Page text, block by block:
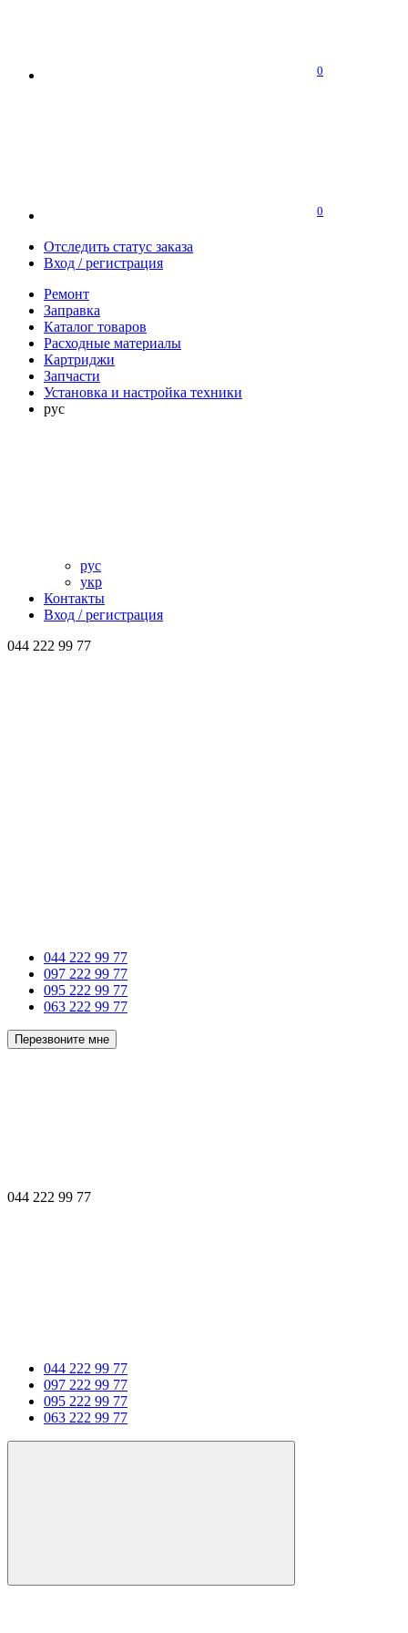
0
0
Отследить статус заказа
Вход / регистрация
Ремонт
Заправка
Каталог товаров
Расходные материалы
Картриджи
Запчасти
Установка и настройка техники
рус
рус
укр
Контакты
Вход / регистрация
044 222 99 77
044 222 99 77
097 222 99 77
095 222 99 77
063 222 99 77
Перезвоните мне
044 222 99 77
044 222 99 77
097 222 99 77
095 222 99 77
063 222 99 77